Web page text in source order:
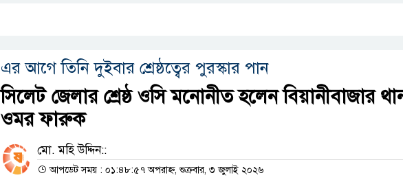
এর আগে তিনি দুইবার শ্রেষ্ঠত্বের পুরস্কার পান
সিলেট জেলার শ্রেষ্ঠ ওসি মনোনীত হলেন বিয়ানীবাজার
ওমর ফারুক
মো. মহি উদ্দিন::
আপডেট সময় : ০১:৪৮:৫৭ অপরাহ্ন, শুক্রবার, ৩ জুলাই ২০২৬